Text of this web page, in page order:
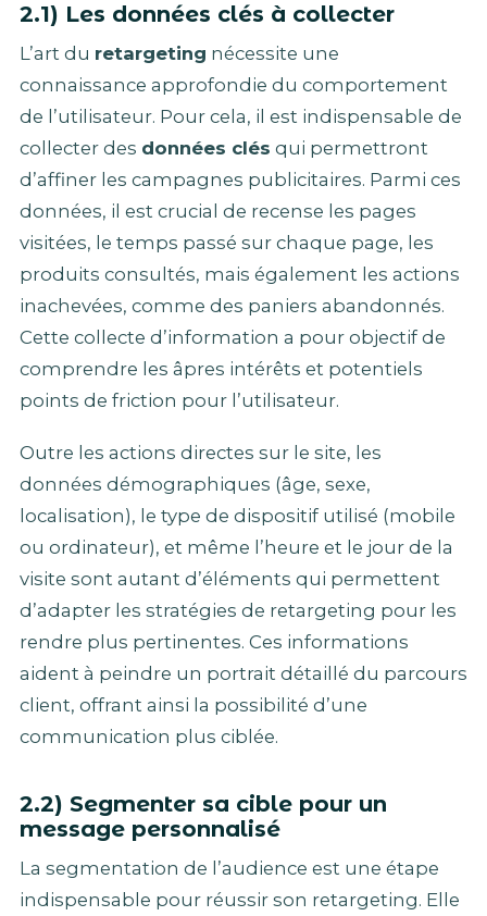
2.1) Les données clés à collecter
L’art du retargeting nécessite une
connaissance approfondie du comportement
de l’utilisateur. Pour cela, il est indispensable de
collecter des données clés qui permettront
d’affiner les campagnes publicitaires. Parmi ces
données, il est crucial de recense les pages
visitées, le temps passé sur chaque page, les
produits consultés, mais également les actions
inachevées, comme des paniers abandonnés.
Cette collecte d’information a pour objectif de
comprendre les âpres intérêts et potentiels
points de friction pour l’utilisateur.
Outre les actions directes sur le site, les
données démographiques (âge, sexe,
localisation), le type de dispositif utilisé (mobile
ou ordinateur), et même l’heure et le jour de la
visite sont autant d’éléments qui permettent
d’adapter les stratégies de retargeting pour les
rendre plus pertinentes. Ces informations
aident à peindre un portrait détaillé du parcours
client, offrant ainsi la possibilité d’une
communication plus ciblée.
2.2) Segmenter sa cible pour un
message personnalisé
La segmentation de l’audience est une étape
indispensable pour réussir son retargeting. Elle